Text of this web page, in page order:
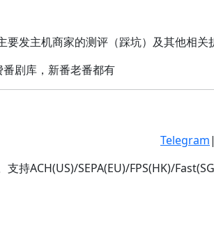
要发主机商家的测评（踩坑）及其他相关
番剧库，新番老番都有
Telegram
支持ACH(US)/SEPA(EU)/FPS(HK)/